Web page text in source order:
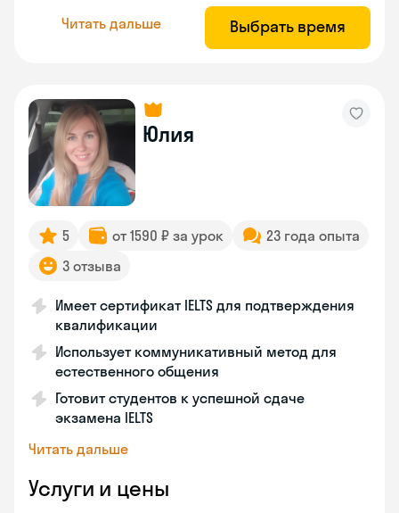
Читать дальше Выбрать время
Юлия
5 от 1590 ₽ за урок
23 года опыта
3 отзыва
Имеет сертификат IELTS для подтверждения
квалификации
Использует коммуникативный метод для
естественного общения
Готовит студентов к успешной сдаче
экзамена IELTS
Читать дальше
Услуги и цены